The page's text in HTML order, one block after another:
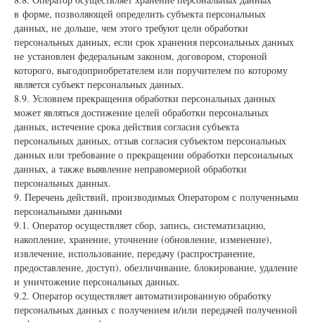
в форме, позволяющей определить субъекта персональных
данных, не дольше, чем этого требуют цели обработки
персональных данных, если срок хранения персональных данных
не установлен федеральным законом, договором, стороной
которого, выгодоприобретателем или поручителем по которому
является субъект персональных данных.
8.9. Условием прекращения обработки персональных данных
может являться достижение целей обработки персональных
данных, истечение срока действия согласия субъекта
персональных данных, отзыв согласия субъектом персональных
данных или требование о прекращении обработки персональных
данных, а также выявление неправомерной обработки
персональных данных.
9. Перечень действий, производимых Оператором с полученными
персональными данными
9.1. Оператор осуществляет сбор, запись, систематизацию,
накопление, хранение, уточнение (обновление, изменение),
извлечение, использование, передачу (распространение,
предоставление, доступ), обезличивание, блокирование, удаление
и уничтожение персональных данных.
9.2. Оператор осуществляет автоматизированную обработку
персональных данных с получением и/или передачей полученной